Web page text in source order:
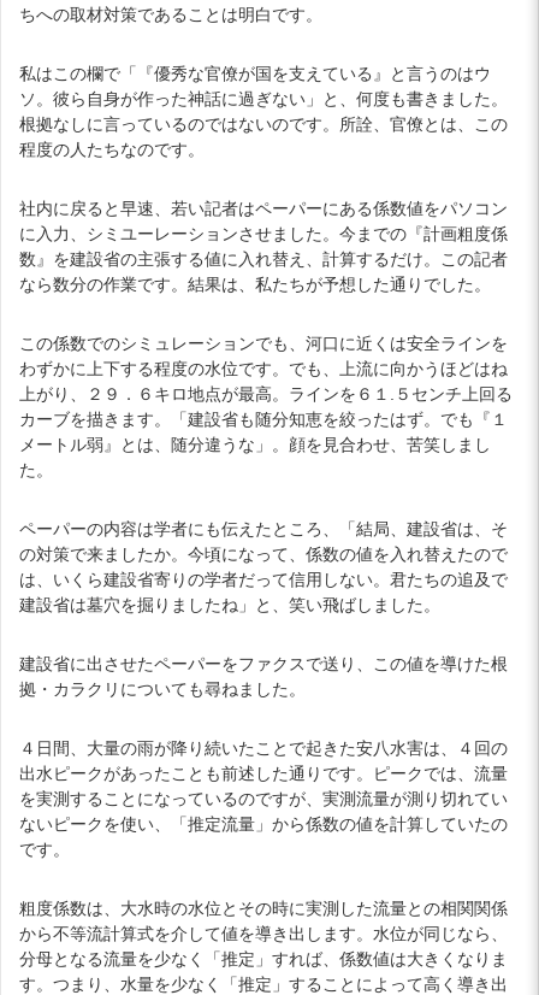
ちへの取材対策であることは明白です。
私はこの欄で「『優秀な官僚が国を支えている』と言うのはウ
ソ。彼ら自身が作った神話に過ぎない」と、何度も書きました。
根拠なしに言っているのではないのです。所詮、官僚とは、この
程度の人たちなのです。
社内に戻ると早速、若い記者はペーパーにある係数値をパソコン
に入力、シミユーレーションさせました。今までの『計画粗度係
数』を建設省の主張する値に入れ替え、計算するだけ。この記者
なら数分の作業です。結果は、私たちが予想した通りでした。
この係数でのシミュレーションでも、河口に近くは安全ラインを
わずかに上下する程度の水位です。でも、上流に向かうほどはね
上がり、２９．６キロ地点が最高。ラインを６１.５センチ上回る
カーブを描きます。「建設省も随分知恵を絞ったはず。でも『１
メートル弱』とは、随分違うな」。顔を見合わせ、苦笑しまし
た。
ペーパーの内容は学者にも伝えたところ、「結局、建設省は、そ
の対策で来ましたか。今頃になって、係数の値を入れ替えたので
は、いくら建設省寄りの学者だって信用しない。君たちの追及で
建設省は墓穴を掘りましたね」と、笑い飛ばしました。
建設省に出させたペーパーをファクスで送り、この値を導けた根
拠・カラクリについても尋ねました。
４日間、大量の雨が降り続いたことで起きた安八水害は、４回の
出水ピークがあったことも前述した通りです。ピークでは、流量
を実測することになっているのですが、実測流量が測り切れてい
ないピークを使い、「推定流量」から係数の値を計算していたの
です。
粗度係数は、大水時の水位とその時に実測した流量との相関関係
から不等流計算式を介して値を導き出します。水位が同じなら、
分母となる流量を少なく「推定」すれば、係数値は大きくなりま
す。つまり、水量を少なく「推定」することによって高く導き出